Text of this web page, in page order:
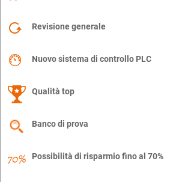
Revisione generale
Nuovo sistema di controllo PLC
Qualità top
Banco di prova
Possibilità di risparmio fino al 70%